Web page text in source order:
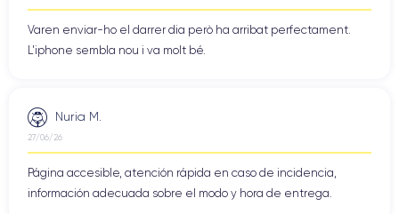
Varen enviar-ho el darrer dia però ha arribat perfectament.
L'iphone sembla nou i va molt bé.
Nuria M.
27/06/26
Página accesible, atención rápida en caso de incidencia,
información adecuada sobre el modo y hora de entrega.